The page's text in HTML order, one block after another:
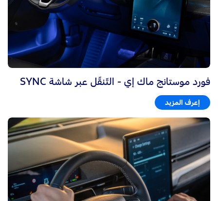
فورد موستانج ماك إي - التّنقّل عبر شاشة SYNC
إعرف المزيد